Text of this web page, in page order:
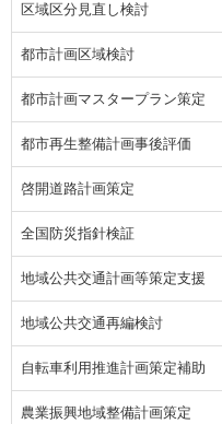
区域区分見直し検討
都市計画区域検討
都市計画マスタープラン策定
都市再生整備計画事後評価
啓開道路計画策定
全国防災指針検証
地域公共交通計画等策定支援
地域公共交通再編検討
自転車利用推進計画策定補助
農業振興地域整備計画策定